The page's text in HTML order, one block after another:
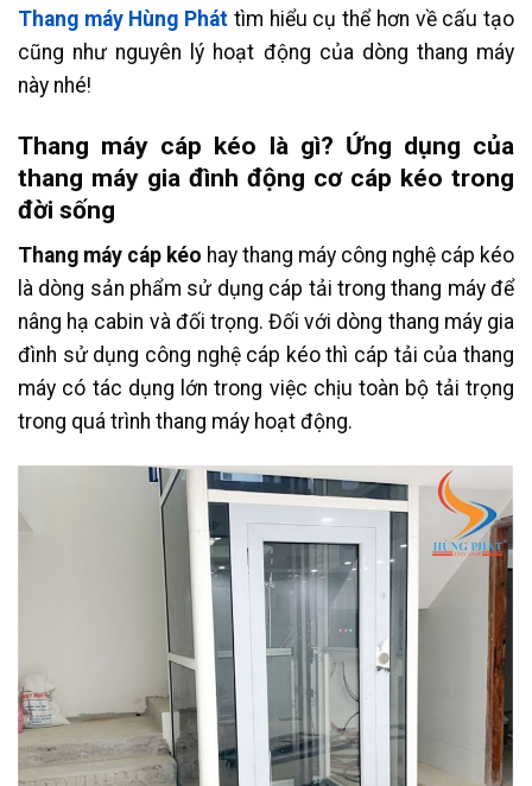
Thang máy Hùng Phát tìm hiểu cụ thể hơn về cấu tạo
cũng như nguyên lý hoạt động của dòng thang máy
này nhé!
Thang máy cáp kéo là gì? Ứng dụng của
thang máy gia đình động cơ cáp kéo trong
đời sống
Thang máy cáp kéo hay thang máy công nghệ cáp kéo
là dòng sản phẩm sử dụng cáp tải trong thang máy để
nâng hạ cabin và đối trọng. Đối với dòng thang máy gia
đình sử dụng công nghệ cáp kéo thì cáp tải của thang
máy có tác dụng lớn trong việc chịu toàn bộ tải trọng
trong quá trình thang máy hoạt động.